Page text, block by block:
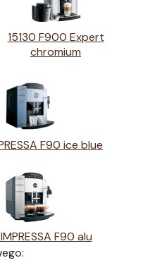
15130 F900 Expert
chromium
F90 ice blue
F90 alu